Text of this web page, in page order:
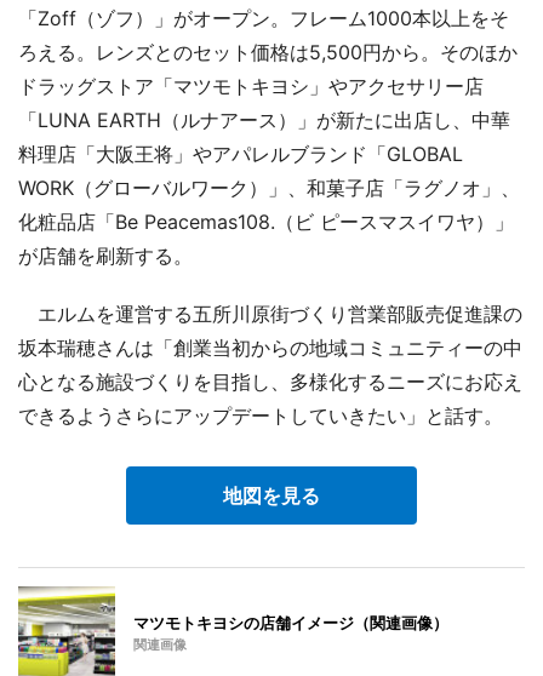
「Zoff（ゾフ）」がオープン。フレーム1000本以上をそ
ろえる。レンズとのセット価格は5,500円から。そのほか
ドラッグストア「マツモトキヨシ」やアクセサリー店
「LUNA EARTH（ルナアース）」が新たに出店し、中華
料理店「大阪王将」やアパレルブランド「GLOBAL
WORK（グローバルワーク）」、和菓子店「ラグノオ」、
化粧品店「Be Peacemas108.（ビ ピースマスイワヤ）」
が店舗を刷新する。
エルムを運営する五所川原街づくり営業部販売促進課の
坂本瑞穂さんは「創業当初からの地域コミュニティーの中
心となる施設づくりを目指し、多様化するニーズにお応え
できるようさらにアップデートしていきたい」と話す。
地図を見る
マツモトキヨシの店舗イメージ（関連画像）
関連画像